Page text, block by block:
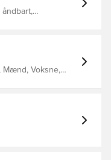
åndbart,
Mænd, Voksne,